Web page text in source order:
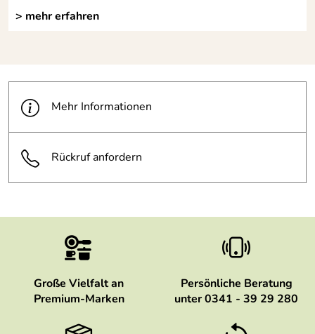
> mehr erfahren
Mehr Informationen
Rückruf anfordern
Große Vielfalt an
Premium-Marken
Persönliche Beratung
unter 0341 - 39 29 280